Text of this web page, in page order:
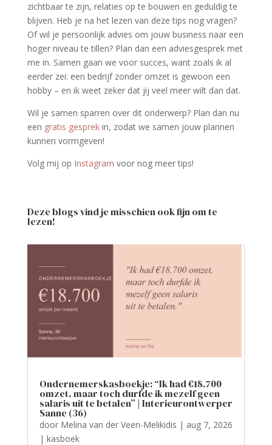
zichtbaar te zijn, relaties op te bouwen en geduldig te
blijven. Heb je na het lezen van deze tips nog vragen?
Of wil je persoonlijk advies om jouw business naar een
hoger niveau te tillen? Plan dan een adviesgesprek met
me in. Samen gaan we voor succes, want zoals ik al
eerder zei: een bedrijf zonder omzet is gewoon een
hobby – en ik weet zeker dat jij veel meer wilt dan dat.
Wil je samen sparren over dit onderwerp? Plan dan nu
een gratis gesprekin, zodat we samen jouw plannen
kunnen vormgeven!
Volg mij op Instagram voor nog meer tips!
Deze blogs vind je misschien ook fijn om te
lezen!
Ondernemerskasboekje: “Ik had €18.700
omzet, maar toch durfde ik mezelf geen
salaris uit te betalen” | Interieurontwerper
Sanne (36)
door Melina van der Veen-Melikidis | aug 7, 2026
| kasboek